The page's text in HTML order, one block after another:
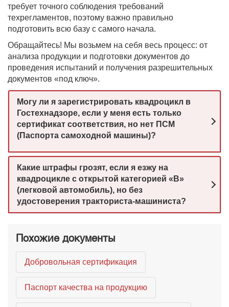
требует точного соблюдения требований
техрегламентов, поэтому важно правильно
подготовить всю базу с самого начала.
Обращайтесь! Мы возьмем на себя весь процесс: от
анализа продукции и подготовки документов до
проведения испытаний и получения разрешительных
документов «под ключ».
Могу ли я зарегистрировать квадроцикл в
Гостехнадзоре, если у меня есть только
сертификат соответствия, но нет ПСМ
(Паспорта самоходной машины)?
Какие штрафы грозят, если я езжу на
квадроцикле с открытой категорией «B»
(легковой автомобиль), но без
удостоверения тракториста-машиниста?
Похожие документы
Добровольная сертификация
Паспорт качества на продукцию